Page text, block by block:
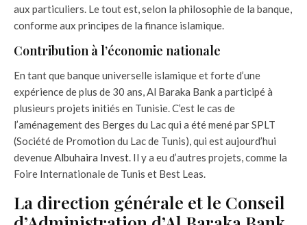
aux particuliers. Le tout est, selon la philosophie de la banque,
conforme aux principes de la finance islamique.
Contribution à l’économie nationale
En tant que banque universelle islamique et forte d’une
expérience de plus de 30 ans, Al Baraka Bank a participé à
plusieurs projets initiés en Tunisie. C’est le cas de
l’aménagement des Berges du Lac qui a été mené par SPLT
(Société de Promotion du Lac de Tunis), qui est aujourd’hui
devenueAlbuhaira Invest. Il y a eu d’autres projets, comme la
Foire Internationale de Tunis et Best Leas.
La direction générale et le Conseil